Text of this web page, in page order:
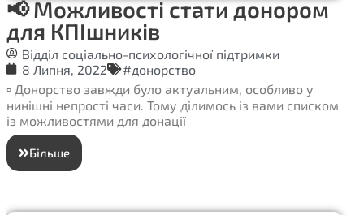
📢 Можливості стати донором
для КПІшників
Відділ соціально-психологічної підтримки
8 Липня, 2022
#донорство
▫️ Донорство завжди було актуальним, особливо у
нинішні непрості часи. Тому ділимось із вами списком
із можливостями для донації
Більше